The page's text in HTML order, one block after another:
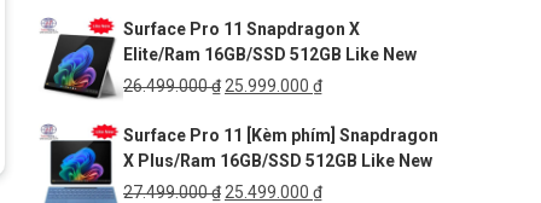
là:
32.000.000 ₫.
tại
là:
26.999.000 ₫.
Surface Pro 11 Snapdragon X
Elite/Ram 16GB/SSD 512GB Like New
26.499.000₫ Giá
là:
26.499.000 ₫.
25.999.000 ₫Giá
tại
là:
25.999.000 ₫.
Surface Pro 11 [Kèm phím] Snapdragon
X Plus/Ram 16GB/SSD 512GB Like New
27.499.000₫ Giá
25.499.000 ₫Giá